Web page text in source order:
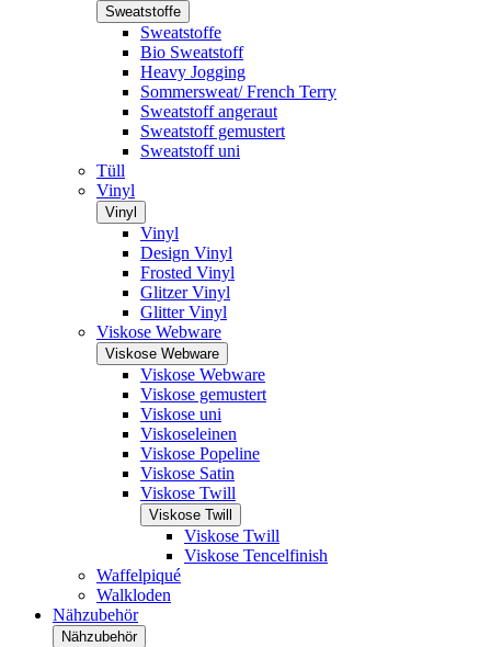
Sweatstoffe
Sweatstoffe
Bio Sweatstoff
Heavy Jogging
Sommersweat/ French Terry
Sweatstoff angeraut
Sweatstoff gemustert
Sweatstoff uni
Tüll
Vinyl
Vinyl
Vinyl
Design Vinyl
Frosted Vinyl
Glitzer Vinyl
Glitter Vinyl
Viskose Webware
Viskose Webware
Viskose Webware
Viskose gemustert
Viskose uni
Viskoseleinen
Viskose Popeline
Viskose Satin
Viskose Twill
Viskose Twill
Viskose Twill
Viskose Tencelfinish
Waffelpiqué
Walkloden
Nähzubehör
Nähzubehör